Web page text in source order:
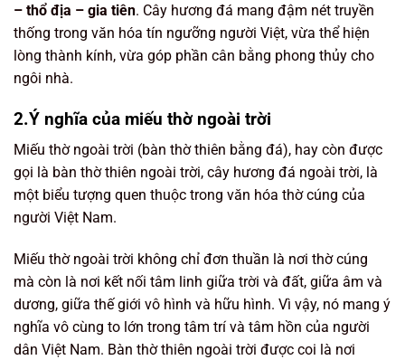
– thổ địa – gia tiên. Cây hương đá mang đậm nét truyền
thống trong văn hóa tín ngưỡng người Việt, vừa thể hiện
lòng thành kính, vừa góp phần cân bằng phong thủy cho
ngôi nhà.
2.Ý nghĩa của miếu thờ ngoài trời
Miếu thờ ngoài trời (bàn thờ thiên bằng đá), hay còn được
gọi là bàn thờ thiên ngoài trời, cây hương đá ngoài trời, là
một biểu tượng quen thuộc trong văn hóa thờ cúng của
người Việt Nam.
Miếu thờ ngoài trời không chỉ đơn thuần là nơi thờ cúng
mà còn là nơi kết nối tâm linh giữa trời và đất, giữa âm và
dương, giữa thế giới vô hình và hữu hình. Vì vậy, nó mang ý
nghĩa vô cùng to lớn trong tâm trí và tâm hồn của người
dân Việt Nam. Bàn thờ thiên ngoài trời được coi là nơi